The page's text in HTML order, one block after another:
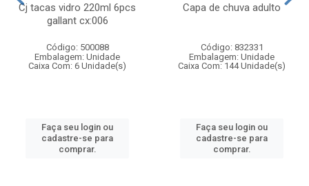
Cj tacas vidro 220ml 6pcs
gallant cx:006
Código: 500088
Embalagem: Unidade
Caixa Com: 6 Unidade(s)
Faça seu login ou
cadastre-se para
comprar.
Capa de chuva adulto
Código: 832331
Embalagem: Unidade
Caixa Com: 144 Unidade(s)
Faça seu login ou
cadastre-se para
comprar.